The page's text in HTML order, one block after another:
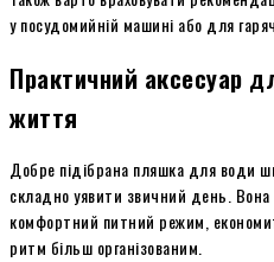
у посудомийній машині або для
Практичний аксесуар
життя
Добре підібрана пляшка для води
складно уявити звичний день.
комфортний питний режим,
ритм більш організованим.